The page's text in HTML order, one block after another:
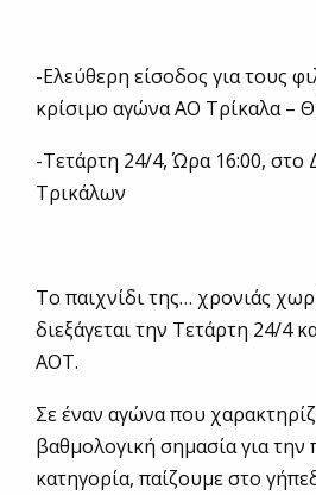
-Ελεύθερη είσοδος για τους
κρίσιμο αγώνα ΑΟ Τρίκαλα –
-Τετάρτη 24/4, Ώρα 16:00, στο
Τρικάλων
Το παιχνίδι της… χρονιάς
διεξάγεται την Τετάρτη 24/4
ΑΟΤ.
Σε έναν αγώνα που
βαθμολογική σημασία για
κατηγορία, παίζουμε στο